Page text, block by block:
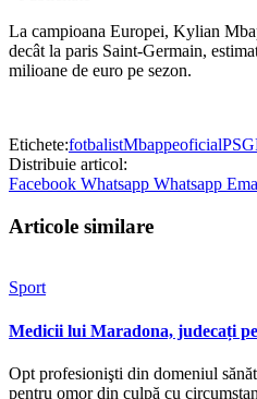
La campioana Europei, Kylian
decât la paris Saint-Germain,
milioane de euro pe sezon.
Etichete:fotbalistMbappeoficialPSG
Distribuie articol:
Facebook Whatsapp Whatsapp
Articole similare
Sport
Medicii lui Maradona, judecați
Opt profesionişti din domeniul
pentru omor din culpă cu